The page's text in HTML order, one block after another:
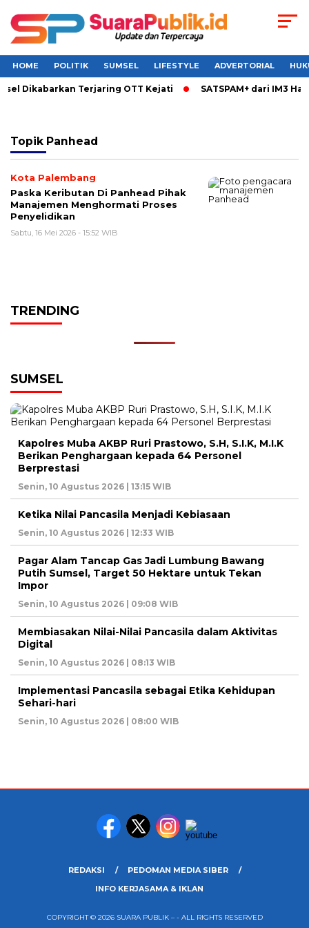
HOME POLITIK SUMSEL LIFESTYLE ADVERTORIAL
Dikabarkan Terjaring OTT Kejati SATSPAM+ dari IM3
Topik Panhead
Kota Palembang
Paska Keributan Di Panhead Pihak
Manajemen Menghormati Proses
Penyelidikan
Sabtu, 16 Mei 2026 - 15:52 WIB
TRENDING
SUMSEL
Kapolres Muba AKBP Ruri Prastowo, S.H, S.I.K, M.I.K
Berikan Penghargaan kepada 64 Personel
Berprestasi
Senin, 10 Agustus 2026 | 13:15 WIB
Ketika Nilai Pancasila Menjadi Kebiasaan
Senin, 10 Agustus 2026 | 12:33 WIB
Pagar Alam Tancap Gas Jadi Lumbung Bawang
Putih Sumsel, Target 50 Hektare untuk Tekan
Impor
Senin, 10 Agustus 2026 | 09:08 WIB
Membiasakan Nilai-Nilai Pancasila dalam Aktivitas
Digital
Senin, 10 Agustus 2026 | 08:13 WIB
Implementasi Pancasila sebagai Etika Kehidupan
Sehari-hari
Senin, 10 Agustus 2026 | 08:00 WIB
REDAKSI
PEDOMAN MEDIA SIBER
INFO KERJASAMA & IKLAN
COPYRIGHT © 2026 SUARA PUBLIK – - ALL RIGHTS RESERVED